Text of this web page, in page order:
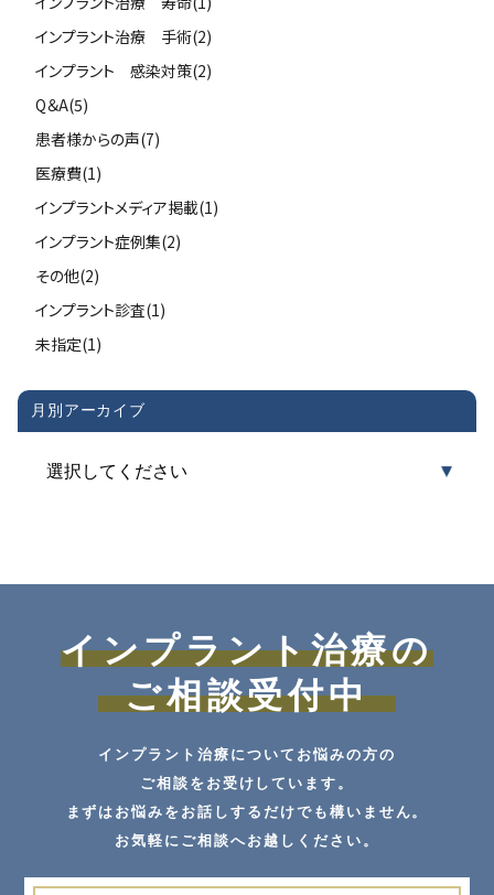
インプラント治療 手術(2)
インプラント 感染対策(2)
Q＆A(5)
患者様からの声(7)
医療費(1)
インプラントメディア掲載(1)
インプラント症例集(2)
その他(2)
インプラント診査(1)
未指定(1)
月別アーカイブ
インプラント治療の
ご相談受付中
インプラント治療についてお悩みの方の
ご相談をお受けしています。
まずはお悩みをお話しするだけでも構いません。
お気軽にご相談へお越しください。